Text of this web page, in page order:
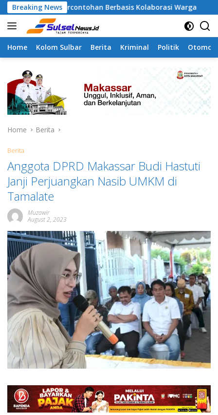
Skip
to
content
Breaking News
Percontohan Berbasis Kolaborasi Warga Pilah
Home Kolom Sulbar Berita Kriminal Politik
Home Berita
Berita
Anggota DPRD Makassar Budi Hastuti
Janji Perjuangkan Nasib UMKM di
Tamalate
Muzawir
August 2, 2023